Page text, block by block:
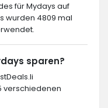
für Mydays auf
wurden 4809 mal
sparen?
verschiedenen